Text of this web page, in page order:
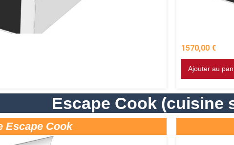
1570,00 €
Ajouter au
Escape Cook (cuisine
Escape Cook